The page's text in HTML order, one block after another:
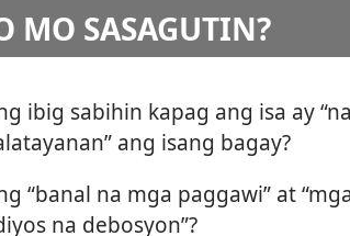
MO SASAGUTIN?
ibig sabihin kapag ang isa ay
ang isang bagay?
“banal na mga paggawi” at
na debosyon”?